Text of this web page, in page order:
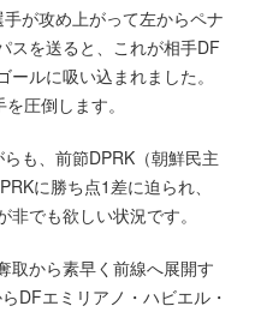
が攻め上がって左からペナ
スを送ると、これが相手DF
ルに吸い込まれました。
圧倒します。
も、前節DPRK（朝鮮民主
に勝ち点1差に迫られ、
でも欲しい状況です。
取から素早く前線へ展開す
DFエミリアノ・ハビエル・